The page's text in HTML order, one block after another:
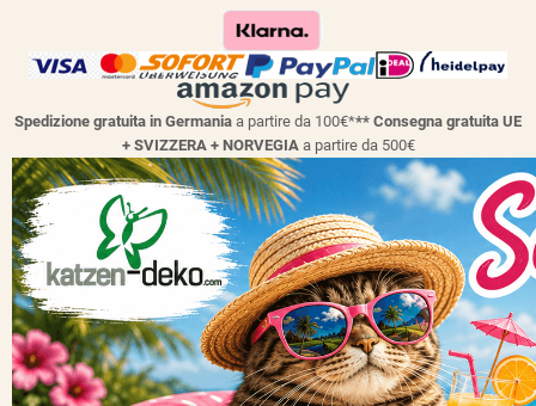
Spedizione gratuita in Germania a partire da 100€*** Consegna gratuita UE
+ SVIZZERA + NORVEGIAa partire da 500€